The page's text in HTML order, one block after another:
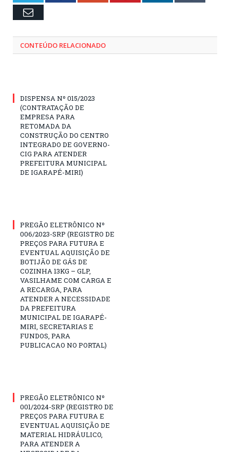
Email
CONTEÚDO RELACIONADO
DISPENSA Nº 015/2023
(CONTRATAÇÃO DE
EMPRESA PARA
RETOMADA DA
CONSTRUÇÃO DO CENTRO
INTEGRADO DE GOVERNO-
CIG PARA ATENDER
PREFEITURA MUNICIPAL
DE IGARAPÉ-MIRI)
PREGÃO ELETRÔNICO Nº
006/2023-SRP (REGISTRO DE
PREÇOS PARA FUTURA E
EVENTUAL AQUISIÇÃO DE
BOTIJÃO DE GÁS DE
COZINHA 13KG – GLP,
VASILHAME COM CARGA E
A RECARGA, PARA
ATENDER A NECESSIDADE
DA PREFEITURA
MUNICIPAL DE IGARAPÉ-
MIRI, SECRETARIAS E
FUNDOS, PARA
PUBLICACAO NO PORTAL)
PREGÃO ELETRÔNICO Nº
001/2024-SRP (REGISTRO DE
PREÇOS PARA FUTURA E
EVENTUAL AQUISIÇÃO DE
MATERIAL HIDRÁULICO,
PARA ATENDER A